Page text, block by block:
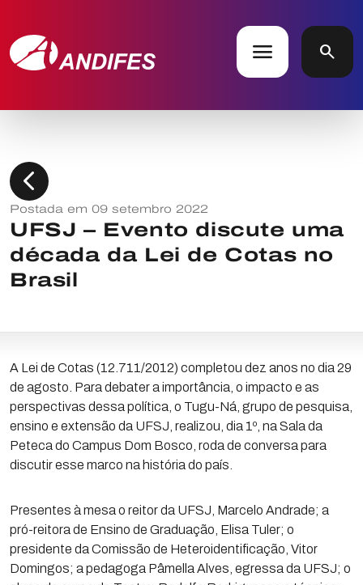
menu search
chevron_left
Postada em 09 setembro 2022
UFSJ – Evento discute uma
década da Lei de Cotas no
Brasil
A Lei de Cotas (12.711/2012) completou dez anos no dia 29
de agosto. Para debater a importância, o impacto e as
perspectivas dessa política, o Tugu-Ná, grupo de pesquisa,
ensino e extensão da UFSJ, realizou, dia 1º, na Sala da
Peteca do Campus Dom Bosco, roda de conversa para
discutir esse marco na história do país.
Presentes à mesa o reitor da UFSJ, Marcelo Andrade; a
pró-reitora de Ensino de Graduação, Elisa Tuler; o
presidente da Comissão de Heteroidentificação, Vitor
Domingos; a pedagoga Pâmella Alves, egressa da UFSJ; o